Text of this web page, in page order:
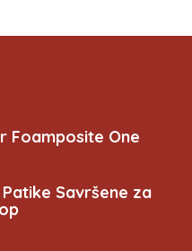
Foamposite One
Savršene za